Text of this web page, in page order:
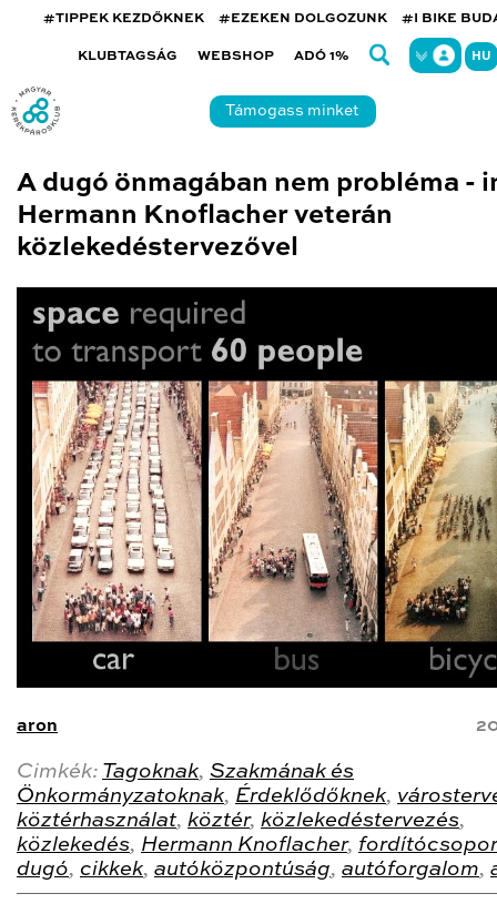
#TIPPEK KEZDŐKNEK #EZEKEN DOLGOZUNK #I BIKE
KLUBTAGSÁG WEBSHOP ADÓ 1% HU
Támogass minket
A dugó önmagában nem probléma -
Hermann Knoflacher veterán
közlekedéstervezővel
aron
Cimkék: Tagoknak, Szakmának és
Önkormányzatoknak, Érdeklődőknek,
köztérhasználat, köztér, közlekedéstervezés,
közlekedés, Hermann Knoflacher,
dugó, cikkek, autóközpontúság, autóforgalom,